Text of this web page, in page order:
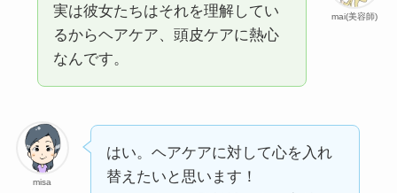
mai(美容師)
実は彼女たちはそれを理解してい
るからヘアケア、頭皮ケアに熱心
なんです。
misa
はい。ヘアケアに対して心を入れ
替えたいと思います！